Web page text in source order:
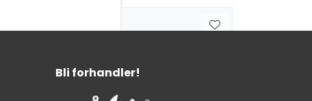
Vimpel Norge
Bli forhandler!